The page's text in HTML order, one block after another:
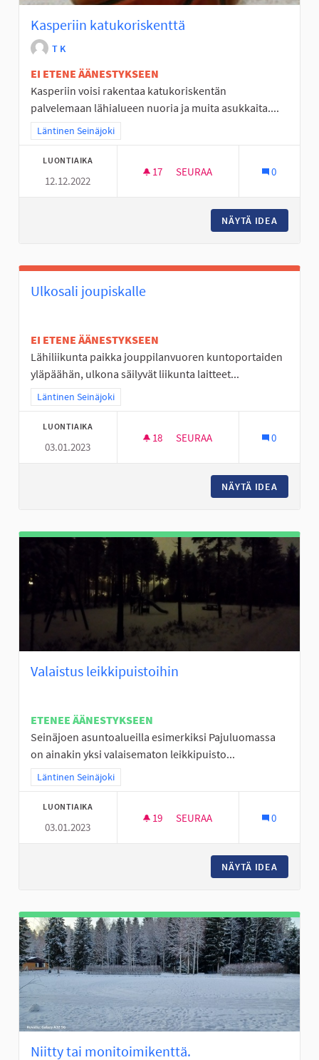
Kasperiin katukoriskenttä
T K
EI ETENE ÄÄNESTYKSEEN
Kasperiin voisi rakentaa katukoriskentän
palvelemaan lähialueen nuoria ja muita asukkaita....
Rajaa tulokset teeman mukaan: Läntinen Seinäjoki
Läntinen Seinäjoki
LUONTIAIKA
12.12.2022
17 17 SEURAAJAA
SEURAA 0
NÄYTÄ IDEA
Ulkosali joupiskalle
EI ETENE ÄÄNESTYKSEEN
Lähiliikunta paikka jouppilanvuoren kuntoportaiden
yläpäähän, ulkona säilyvät liikunta laitteet...
Rajaa tulokset teeman mukaan: Läntinen Seinäjoki
Läntinen Seinäjoki
LUONTIAIKA
03.01.2023
18 18 SEURAAJAA
SEURAA 0
NÄYTÄ IDEA
Valaistus leikkipuistoihin
ETENEE ÄÄNESTYKSEEN
Seinäjoen asuntoalueilla esimerkiksi Pajuluomassa
on ainakin yksi valaisematon leikkipuisto...
Rajaa tulokset teeman mukaan: Läntinen Seinäjoki
Läntinen Seinäjoki
LUONTIAIKA
03.01.2023
19 19 SEURAAJAA
SEURAA 0
NÄYTÄ IDEA
Niitty tai monitoimikenttä.